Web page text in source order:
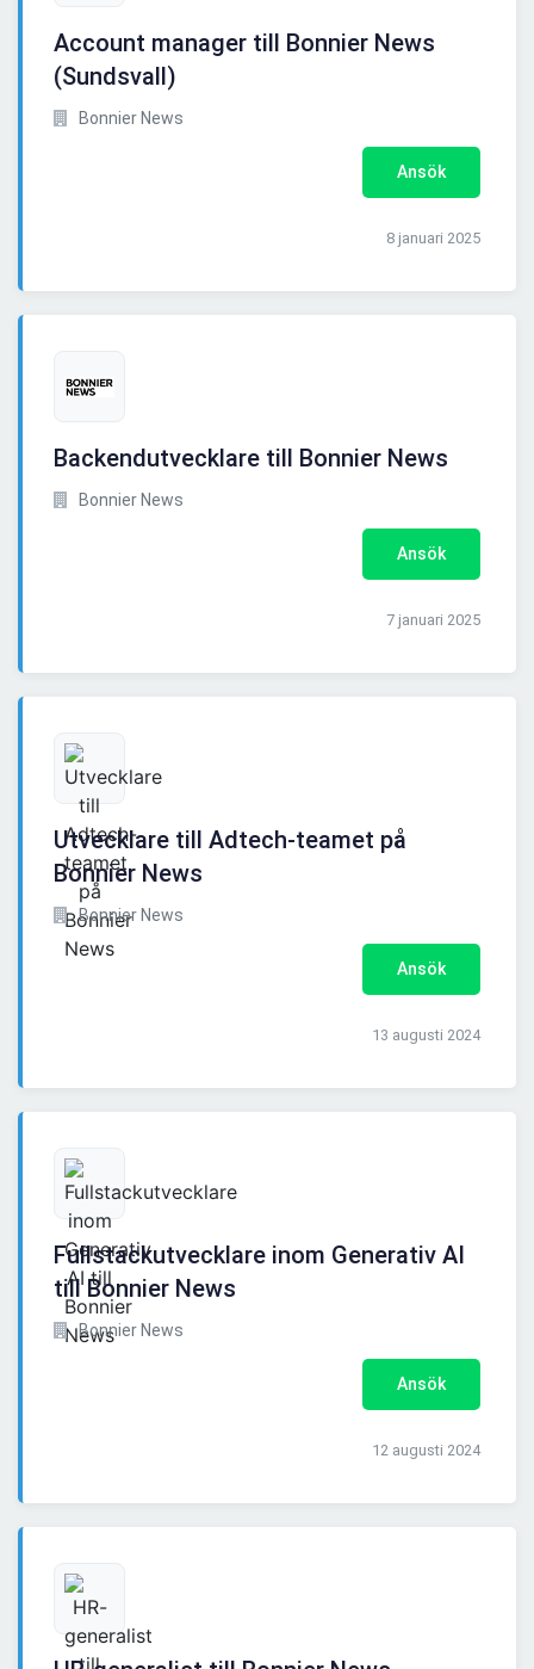
Account manager till Bonnier News
(Sundsvall)
Bonnier News
Ansök
8 januari 2025
Backendutvecklare till Bonnier News
Bonnier News
Ansök
7 januari 2025
Utvecklare till Adtech-teamet på
Bonnier News
Bonnier News
Ansök
13 augusti 2024
Fullstackutvecklare inom Generativ AI
till Bonnier News
Bonnier News
Ansök
12 augusti 2024